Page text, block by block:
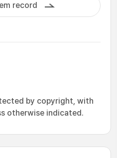
record
by copyright, with
otherwise indicated.